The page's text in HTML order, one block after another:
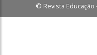
© Revista